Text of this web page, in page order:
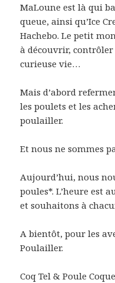
MaLoune est là qui
queue, ainsi qu’Ice
Hachebo. Le petit
à découvrir,
curieuse vie…
Mais d’abord
les poulets et les
poulailler.
Et nous ne sommes
Aujourd’hui, nous
poules*. L’heure est
et souhaitons à
A bientôt, pour les
Poulailler.
Coq Tel & Poule